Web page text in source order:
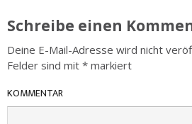
Schreibe einen
Deine E-Mail-Adresse wird nicht
Felder sind mit * markiert
KOMMENTAR